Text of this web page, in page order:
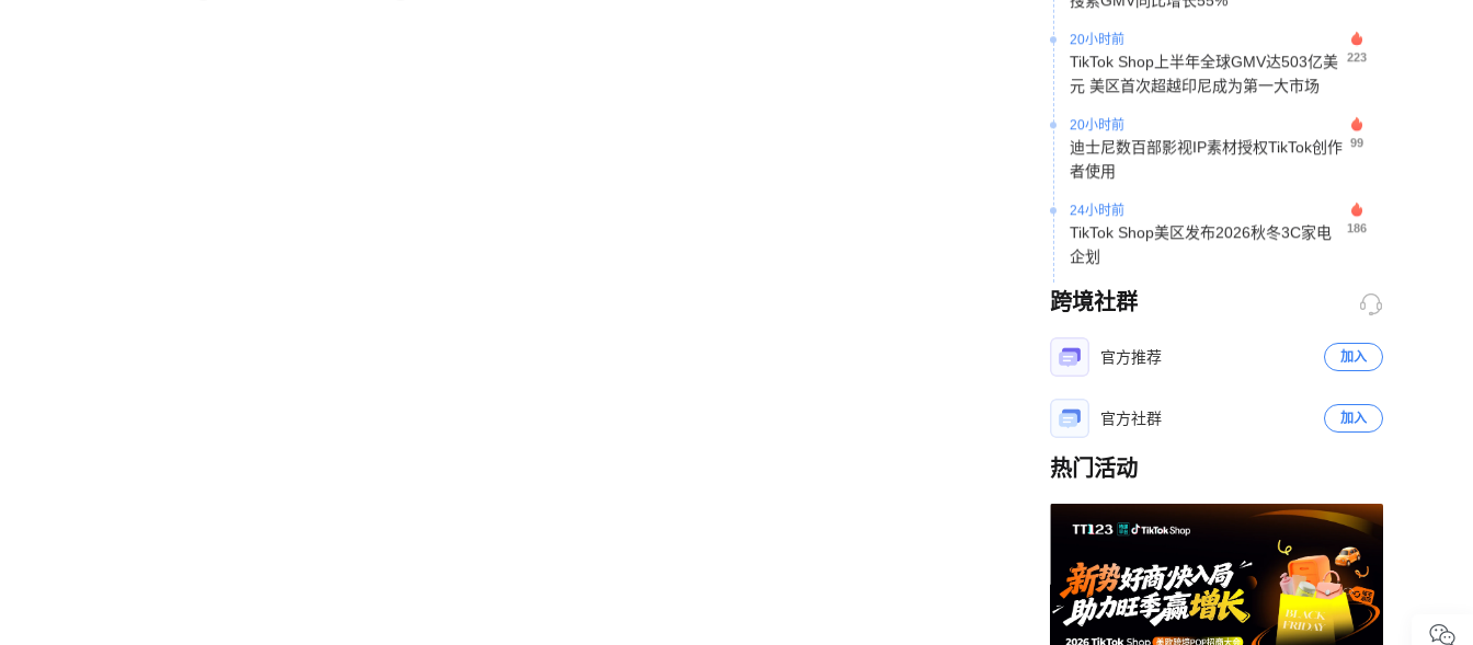
TikTok Shop上半年全球GMV达503亿美
元 美区首次超越印尼成为第一大市场
223
迪士尼数百部影视IP素材授权TikTok创作
者使用
99
TikTok Shop美区发布2026秋冬3C家电
企划
186
越南电商上半年销售额近292万亿盾 307
2天前
TikTok Shop英国直播电商增长55%，鞋
212
2天前
50元浴帘借力TikTok达人矩阵28天撬动
北美宿舍消费市场
417
2天前
TikTok面临印尼电商垄断调查听证 266
2天前
跨境社群
官方推荐 加入
官方社群 加入
热门活动